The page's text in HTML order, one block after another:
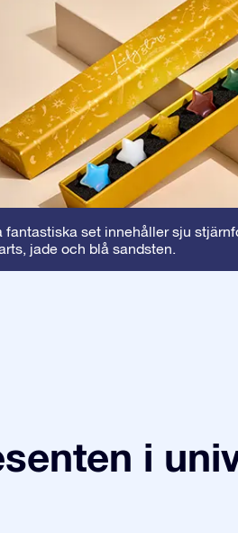
fantastiska set innehåller sju
jade och blå sandsten.
i